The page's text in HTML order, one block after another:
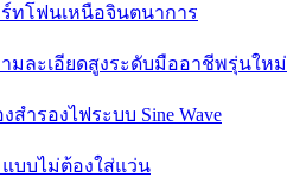
ร์ทโฟนเหนือจินตนาการ
ามละเอียดสูงระดับมืออาชีพรุ่นใหม่
งสำรองไฟระบบ Sine Wave
แบบไม่ต้องใส่แว่น